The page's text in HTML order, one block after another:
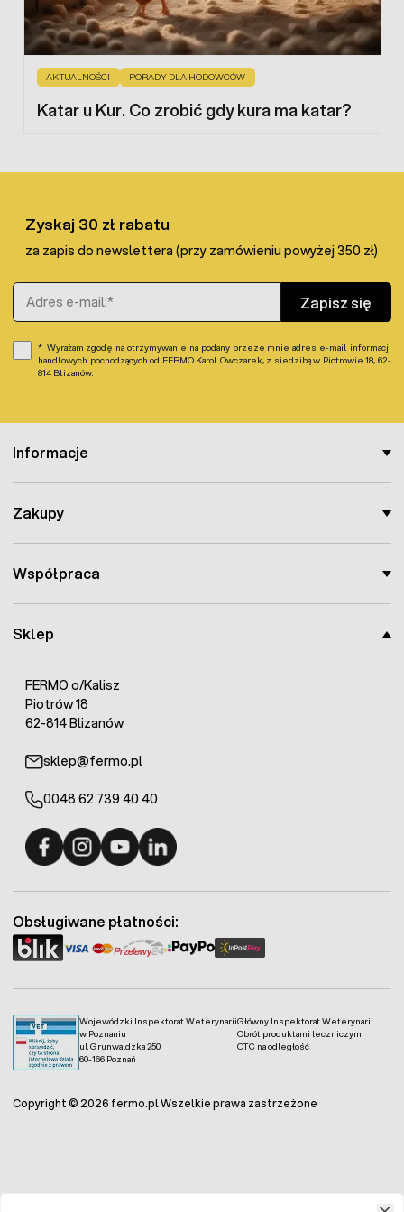
Zadbaj o swoje zwierzęta hodowlane i dostarcz im
witamin. Sprawdź naszą ofertę i wybierz najlepszy dla
twojej hodowli preparat witaminowy.
AKTUALNOŚCI PORADY DLA HODOWCÓW
Katar u Kur. Co zrobić gdy kura ma katar?
Sklep
FERMO o/Kalisz
Piotrów 18
62-814 Blizanów
sklep@fermo.pl
0048 62 739 40 40
Informacje
Zakupy
Współpraca
Zyskaj 30 zł rabatu
za zapis do newslettera (przy zamówieniu powyżej 350 zł)
Adres e-mail
Zapisz się
Wyrażam zgodę na otrzymywanie na podany przeze mnie adres e-mail informacji
handlowych pochodzących od FERMO Karol Owczarek, z siedzibą w Piotrowie 18, 62-
814 Blizanów.
Wojewódzki Inspektorat Weterynarii
w Poznaniu
ul. Grunwaldzka 250
60-166 Poznań
Główny Inspektorat Weterynarii
Obrót produktami leczniczymi
OTC na odległość
Obsługiwane płatności:
Copyright © 2026 fermo.pl Wszelkie prawa zastrzeżone